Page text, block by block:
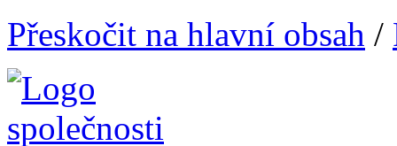
Přeskočit na hlavní obsah /